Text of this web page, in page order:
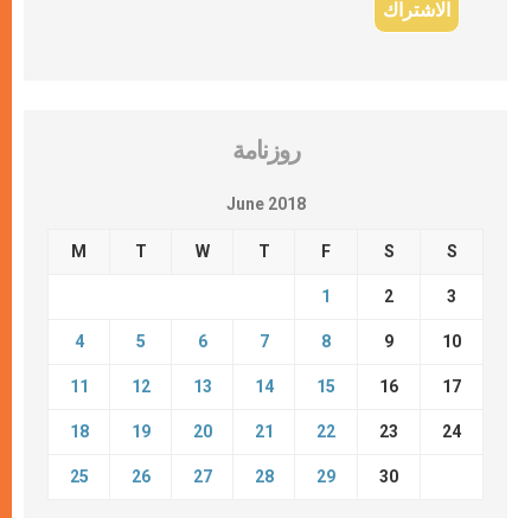
روزنامة
June 2018
M T W T F S S
1 2 3
4 5 6 7 8 9 10
11 12 13 14 15 16 17
18 19 20 21 22 23 24
25 26 27 28 29 30